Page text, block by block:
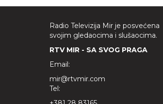
Radio Televizija Mir je posvećena
svojim gledaocima i slušaocima.
RTV MIR - SA SVOG PRAGA
Email:
mir@rtvmir.com
Tel: